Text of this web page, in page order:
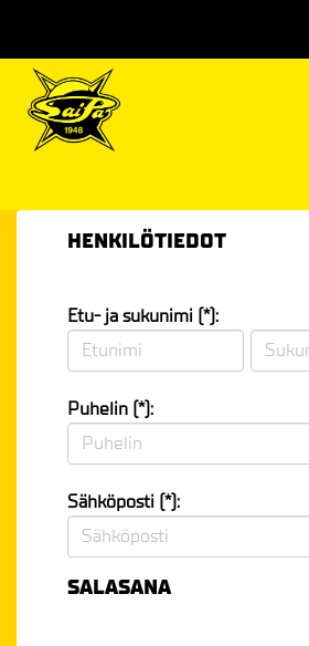
HENKILÖTIEDOT
Etu- ja sukunimi (*):
Puhelin (*):
Sähköposti (*):
SALASANA